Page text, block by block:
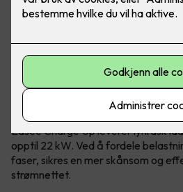
Enkel lading med
tilpasset ditt hjem
Easee Charge Up leverer lynrask
opptil 22 kW. Ved å fordele
faser, sikres en mer skånsom og
strømnettet.